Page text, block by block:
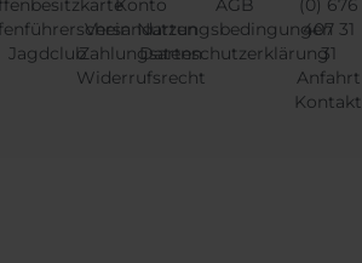
Jagdclub
Konto
Versandarten
Zahlungsarten
Widerrufsrecht
AGB
Nutzungsbedingungen
Datenschutzerklärung
(0) 676
407 31
31
Anfahrt
Kontakt